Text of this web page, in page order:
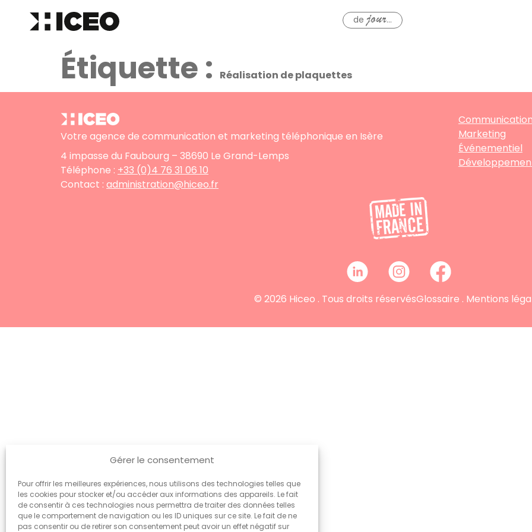
Gérer le consentement
Pour offrir les meilleures expériences, nous utilisons des technologies telles que
les cookies pour stocker et/ou accéder aux informations des appareils. Le fait
de consentir à ces technologies nous permettra de traiter des données telles
que le comportement de navigation ou les ID uniques sur ce site. Le fait de ne
pas consentir ou de retirer son consentement peut avoir un effet négatif sur
dejour...
Étiquette : Réalisation de plaquettes
Votre agence de communication et marketing téléphonique en Isère
4 impasse du Faubourg – 38690 Le Grand-Lemps
Téléphone : +33 (0)4 76 31 06 10
Contact : administration@hiceo.fr
Marketing
Événementiel
© 2026 Hiceo . Tous droits réservésGlossaire . Mentions